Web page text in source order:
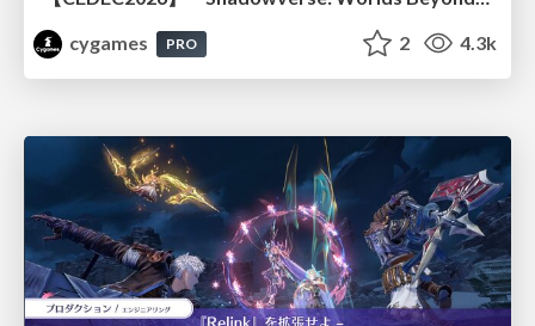
cygames
PRO 2 4.3k